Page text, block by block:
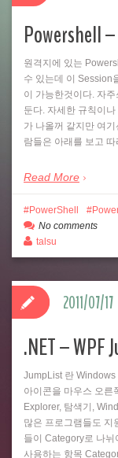
원격지에 있는
수 있는데 이 Session
이 가능한것이다. 자
둔다. 자세한 규칙이
가 나올꺼 같지만 여
람들은 아래를 보고
Read More
PowerShell
No comments
talsu
.NET – WPF
JumpList 란 Windows
아이콘을 마우스 오른
Explorer, 탐색기,
많은 프로그램들도 지
들이 Category로 나뉘
사용하는 항목
2011/07/17